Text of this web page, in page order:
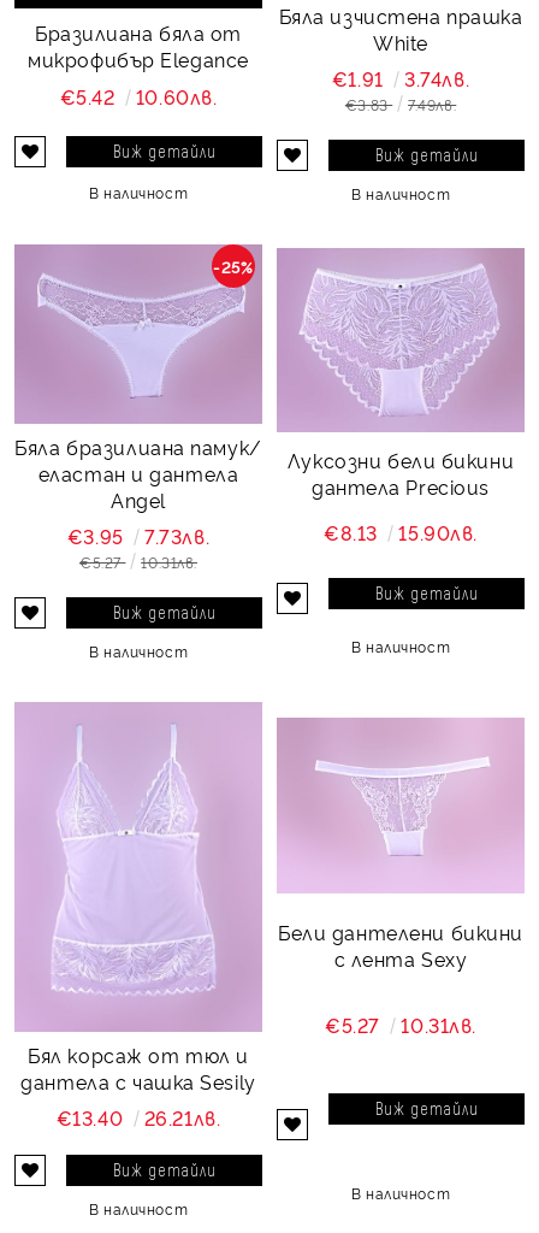
Бразилиана бяла от
микрофибър Elegance
€5.42
10.60лв.
Виж детайли
В наличност
Бяла изчистена прашка
White
€1.91 3.74лв.
€3.83 7.49лв.
Виж детайли
В наличност
Бяла бразилиана памук/
еластан и дантела
Angel
-25%
€3.95 7.73лв.
€5.27 10.31лв.
Виж детайли
В наличност
Луксозни бели бикини
дантела Precious
€8.13
15.90лв.
Виж детайли
В наличност
Бял корсаж от тюл и
дантела с чашка Sesily
€13.40
26.21лв.
Виж детайли
В наличност
Бели дантелени бикини
с лента Sexy
€5.27 10.31лв.
Виж детайли
В наличност